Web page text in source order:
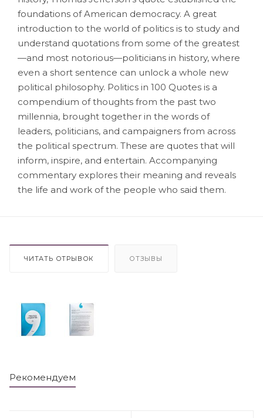
foundations of American democracy. A great
introduction to the world of politics is to study and
understand quotations from some of the greatest
—and most notorious—politicians in history, where
even a short sentence can unlock a whole new
political philosophy. Politics in 100 Quotes is a
compendium of thoughts from the past two
millennia, brought together in the words of
leaders, politicians, and campaigners from across
the political spectrum. These are quotes that will
inform, inspire, and entertain. Accompanying
commentary explores their meaning and reveals
the life and work of the people who said them.
ЧИТАТЬ ОТРЫВОК ОТЗЫВЫ
Рекомендуем